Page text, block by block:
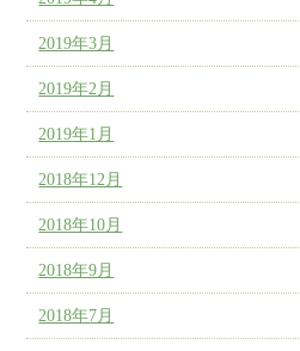
2019年3月
2019年2月
2019年1月
2018年12月
2018年10月
2018年9月
2018年7月